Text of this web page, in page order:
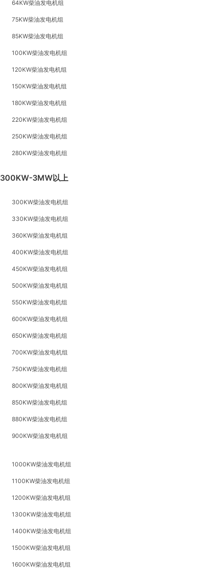
64KW柴油发电机组
75KW柴油发电机组
85KW柴油发电机组
100KW柴油发电机组
120KW柴油发电机组
150KW柴油发电机组
180KW柴油发电机组
220KW柴油发电机组
250KW柴油发电机组
280KW柴油发电机组
300KW-3MW以上
300KW柴油发电机组
330KW柴油发电机组
360KW柴油发电机组
400KW柴油发电机组
450KW柴油发电机组
500KW柴油发电机组
550KW柴油发电机组
600KW柴油发电机组
650KW柴油发电机组
700KW柴油发电机组
750KW柴油发电机组
800KW柴油发电机组
850KW柴油发电机组
880KW柴油发电机组
900KW柴油发电机组
1000KW柴油发电机组
1100KW柴油发电机组
1200KW柴油发电机组
1300KW柴油发电机组
1400KW柴油发电机组
1500KW柴油发电机组
1600KW柴油发电机组